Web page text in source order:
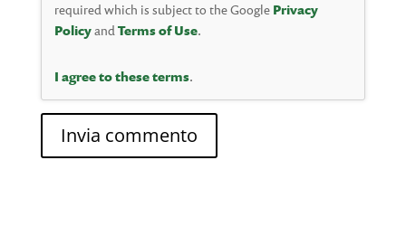
required which is subject to the Google Privacy
PolicyandTerms of Use.
I agree to these terms.